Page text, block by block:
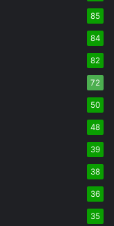
85
84
82
72
50
48
39
38
36
35